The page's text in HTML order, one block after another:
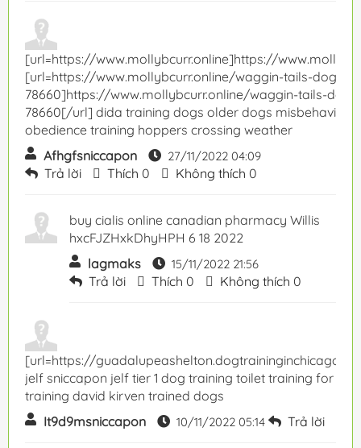
[url=https://www.mollybcurr.online]https://
[url=https://www.mollybcurr.online/waggin-tails-dog-
78660]https://www.mollybcurr.online/waggin-tails-dog-
78660[/url] dida training dogs older dogs misbehaving
obedience training hoppers crossing weather
Afhgfsniccapon
27/11/2022 04:09
Trả lời Thích 0 Không thích 0
buy cialis online canadian pharmacy Willis
hxcFJZHxkDhyHPH 6 18 2022
lagmaks
15/11/2022 21:56
Trả lời Thích 0 Không thích 0
[url=https://
jelf sniccapon jelf tier 1 dog training toilet training for
training david kirven trained dogs
It9d9msniccapon
10/11/2022 05:14 Trả lời